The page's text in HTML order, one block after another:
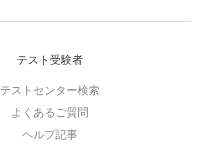
テスト受験者
テストセンター検索
よくあるご質問
ヘルプ記事